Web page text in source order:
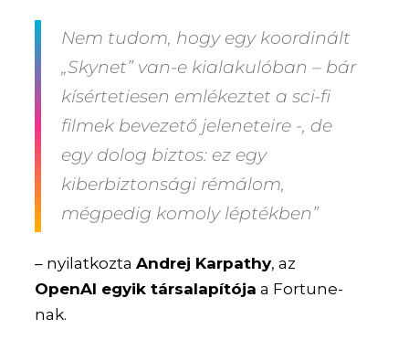
Nem tudom, hogy egy koordinált
„Skynet” van-e kialakulóban – bár
kísértetiesen emlékeztet a sci-fi
filmek bevezető jeleneteire -, de
egy dolog biztos: ez egy
kiberbiztonsági rémálom,
mégpedig komoly léptékben”
– nyilatkoztaAndrej Karpathy, az
OpenAI egyik társalapítója a Fortune-
nak.